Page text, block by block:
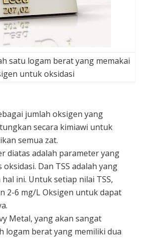
satu logam berat yang memakai
untuk oksidasi
jumlah oksigen yang
secara kimiawi untuk
semua zat.
diatas adalah parameter yang
Dan TSS adalah yang
ini. Untuk setiap nilai TSS,
2-6 mg/L Oksigen untuk dapat
Metal, yang akan sangat
logam berat yang memiliki dua